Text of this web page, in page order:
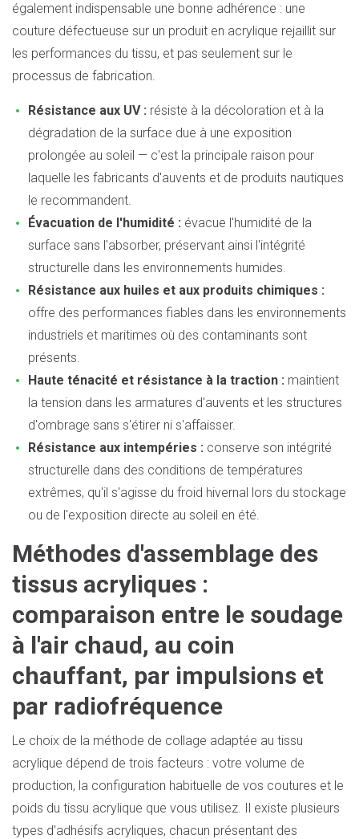
également indispensable une bonne adhérence : une
couture défectueuse sur un produit en acrylique rejaillit sur
les performances du tissu, et pas seulement sur le
processus de fabrication.
Résistance aux UV : résiste à la décoloration et à la
dégradation de la surface due à une exposition
prolongée au soleil — c'est la principale raison pour
laquelle les fabricants d'auvents et de produits nautiques
le recommandent.
Évacuation de l'humidité : évacue l'humidité de la
surface sans l'absorber, préservant ainsi l'intégrité
structurelle dans les environnements humides.
Résistance aux huiles et aux produits chimiques :
offre des performances fiables dans les environnements
industriels et maritimes où des contaminants sont
présents.
Haute ténacité et résistance à la traction : maintient
la tension dans les armatures d'auvents et les structures
d'ombrage sans s'étirer ni s'affaisser.
Résistance aux intempéries : conserve son intégrité
structurelle dans des conditions de températures
extrêmes, qu'il s'agisse du froid hivernal lors du stockage
ou de l'exposition directe au soleil en été.
Méthodes d'assemblage des
tissus acryliques :
comparaison entre le soudage
à l'air chaud, au coin
chauffant, par impulsions et
par radiofréquence
Le choix de la méthode de collage adaptée au tissu
acrylique dépend de trois facteurs : votre volume de
production, la configuration habituelle de vos coutures et le
poids du tissu acrylique que vous utilisez. Il existe plusieurs
types d'adhésifs acryliques, chacun présentant des